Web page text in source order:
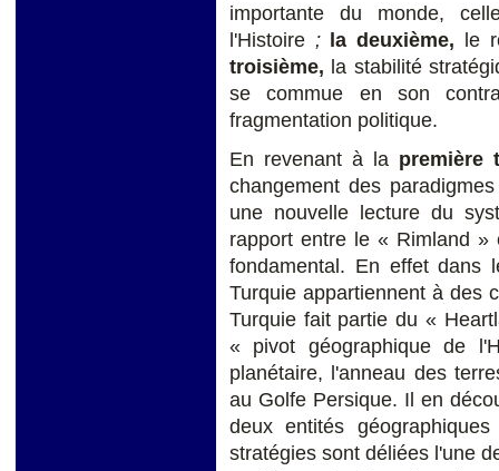
importante du monde,
l'Histoire ; la deuxième, le
troisième, la stabilité
se commue en son
fragmentation politique.
En revenant à la première
changement des
une nouvelle lecture du
rapport entre le « Rimland
fondamental. En effet dans
Turquie appartiennent à des
Turquie fait partie du «
« pivot géographique de
planétaire, l'anneau des
au Golfe Persique. Il en
deux entités
stratégies sont déliées l'une